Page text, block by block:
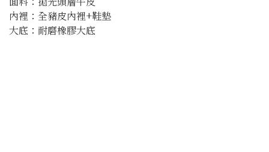
內裡：全豬皮內裡+鞋墊
大底：耐磨橡膠大底